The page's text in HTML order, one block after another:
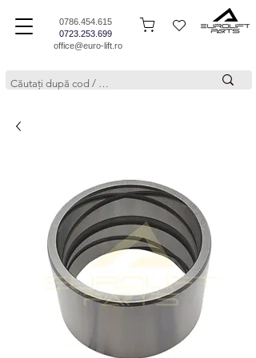
0786.454.615
0723.253.699
office@euro-lift.ro